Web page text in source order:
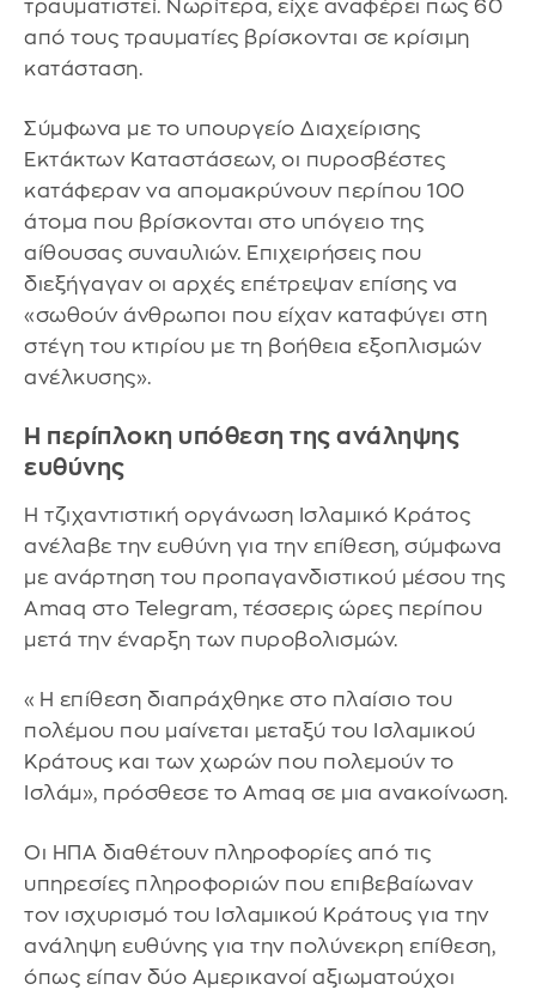
τραυματιστεί. Νωρίτερα, είχε αναφέρει πως 60
από τους τραυματίες βρίσκονται σε κρίσιμη
κατάσταση.
Σύμφωνα με το υπουργείο Διαχείρισης
Εκτάκτων Καταστάσεων, οι πυροσβέστες
κατάφεραν να απομακρύνουν περίπου 100
άτομα που βρίσκονται στο υπόγειο της
αίθουσας συναυλιών. Επιχειρήσεις που
διεξήγαγαν οι αρχές επέτρεψαν επίσης να
«σωθούν άνθρωποι που είχαν καταφύγει στη
στέγη του κτιρίου με τη βοήθεια εξοπλισμών
ανέλκυσης».
Η περίπλοκη υπόθεση της ανάληψης
ευθύνης
Η τζιχαντιστική οργάνωση Ισλαμικό Κράτος
ανέλαβε την ευθύνη για την επίθεση, σύμφωνα
με ανάρτηση του προπαγανδιστικού μέσου της
Amaq στο Telegram, τέσσερις ώρες περίπου
μετά την έναρξη των πυροβολισμών.
«Η επίθεση διαπράχθηκε στο πλαίσιο του
πολέμου που μαίνεται μεταξύ του Ισλαμικού
Κράτους και των χωρών που πολεμούν το
Ισλάμ», πρόσθεσε το Amaq σε μια ανακοίνωση.
Οι ΗΠΑ διαθέτουν πληροφορίες από τις
υπηρεσίες πληροφοριών που επιβεβαίωναν
τον ισχυρισμό του Ισλαμικού Κράτους για την
ανάληψη ευθύνης για την πολύνεκρη επίθεση,
όπως είπαν δύο Αμερικανοί αξιωματούχοι